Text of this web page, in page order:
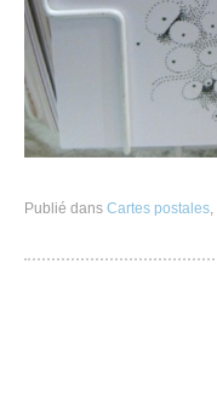
Publié dans Cartes postales,